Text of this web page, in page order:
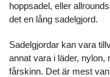
hoppsadel, eller
det en lång sadelgjord.
Sadelgjordar kan vara
annat vara i läder, nylon,
fårskinn. Det är mest